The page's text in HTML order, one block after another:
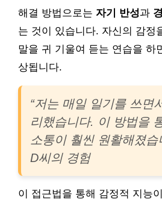
해결 방법으로는 자기 반성과
는 것이 있습니다. 자신의 감정
말을 귀 기울여 듣는 연습을 하
상됩니다.
“저는 매일 일기를 쓰면
리했습니다. 이 방법을
소통이 훨씬 원활해졌습
D씨의 경험
이 접근법을 통해 감정적 지능